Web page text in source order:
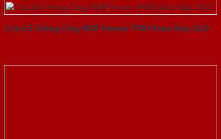
Cửa Gỗ Chống Cháy MDF Veneer P1R5 Xoan Đào-SGD